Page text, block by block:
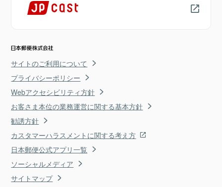
サイトのご利用について
プライバシーポリシー
Webアクセシビリティ方針
お客さま本位の業務運営に関する基本方針
勧誘方針
カスタマーハラスメントに関する考え方
日本郵便公式アプリ一覧
ソーシャルメディア
サイトマップ